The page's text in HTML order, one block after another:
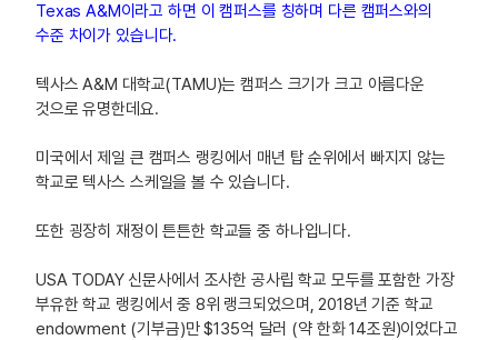
Texas A&M이라고 하면 이 캠퍼스를 칭하며 다른 캠퍼스와의
수준 차이가 있습니다.
텍사스 A&M 대학교(TAMU)는 캠퍼스 크기가 크고 아름다운
것으로 유명한데요.
미국에서 제일 큰 캠퍼스 랭킹에서 매년 탑 순위에서 빠지지 않는
학교로 텍사스 스케일을 볼 수 있습니다.
또한 굉장히 재정이 튼튼한 학교들 중 하나입니다.
USA TODAY 신문사에서 조사한 공사립 학교 모두를 포함한 가장
부유한 학교 랭킹에서 중 8위 랭크되었으며, 2018년 기준 학교
endowment (기부금)만 $135억 달러 (약 한화 14조원)이었다고